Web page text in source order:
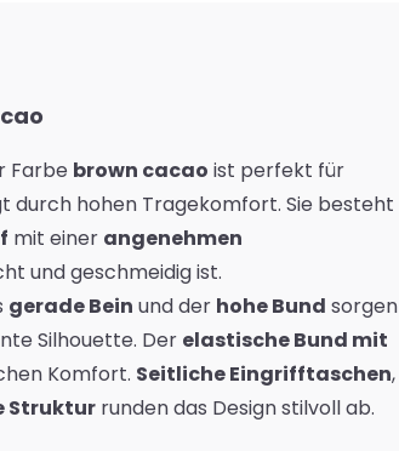
Farbe brown cacao ist perfekt für
durch hohen Tragekomfort. Sie besteht
mit einer angenehmen
und geschmeidig ist.
gerade Bein und der hohe Bund sorgen
Silhouette. Der elastische Bund mit
Komfort. Seitliche Eingrifftaschen,
Struktur runden das Design stilvoll ab.